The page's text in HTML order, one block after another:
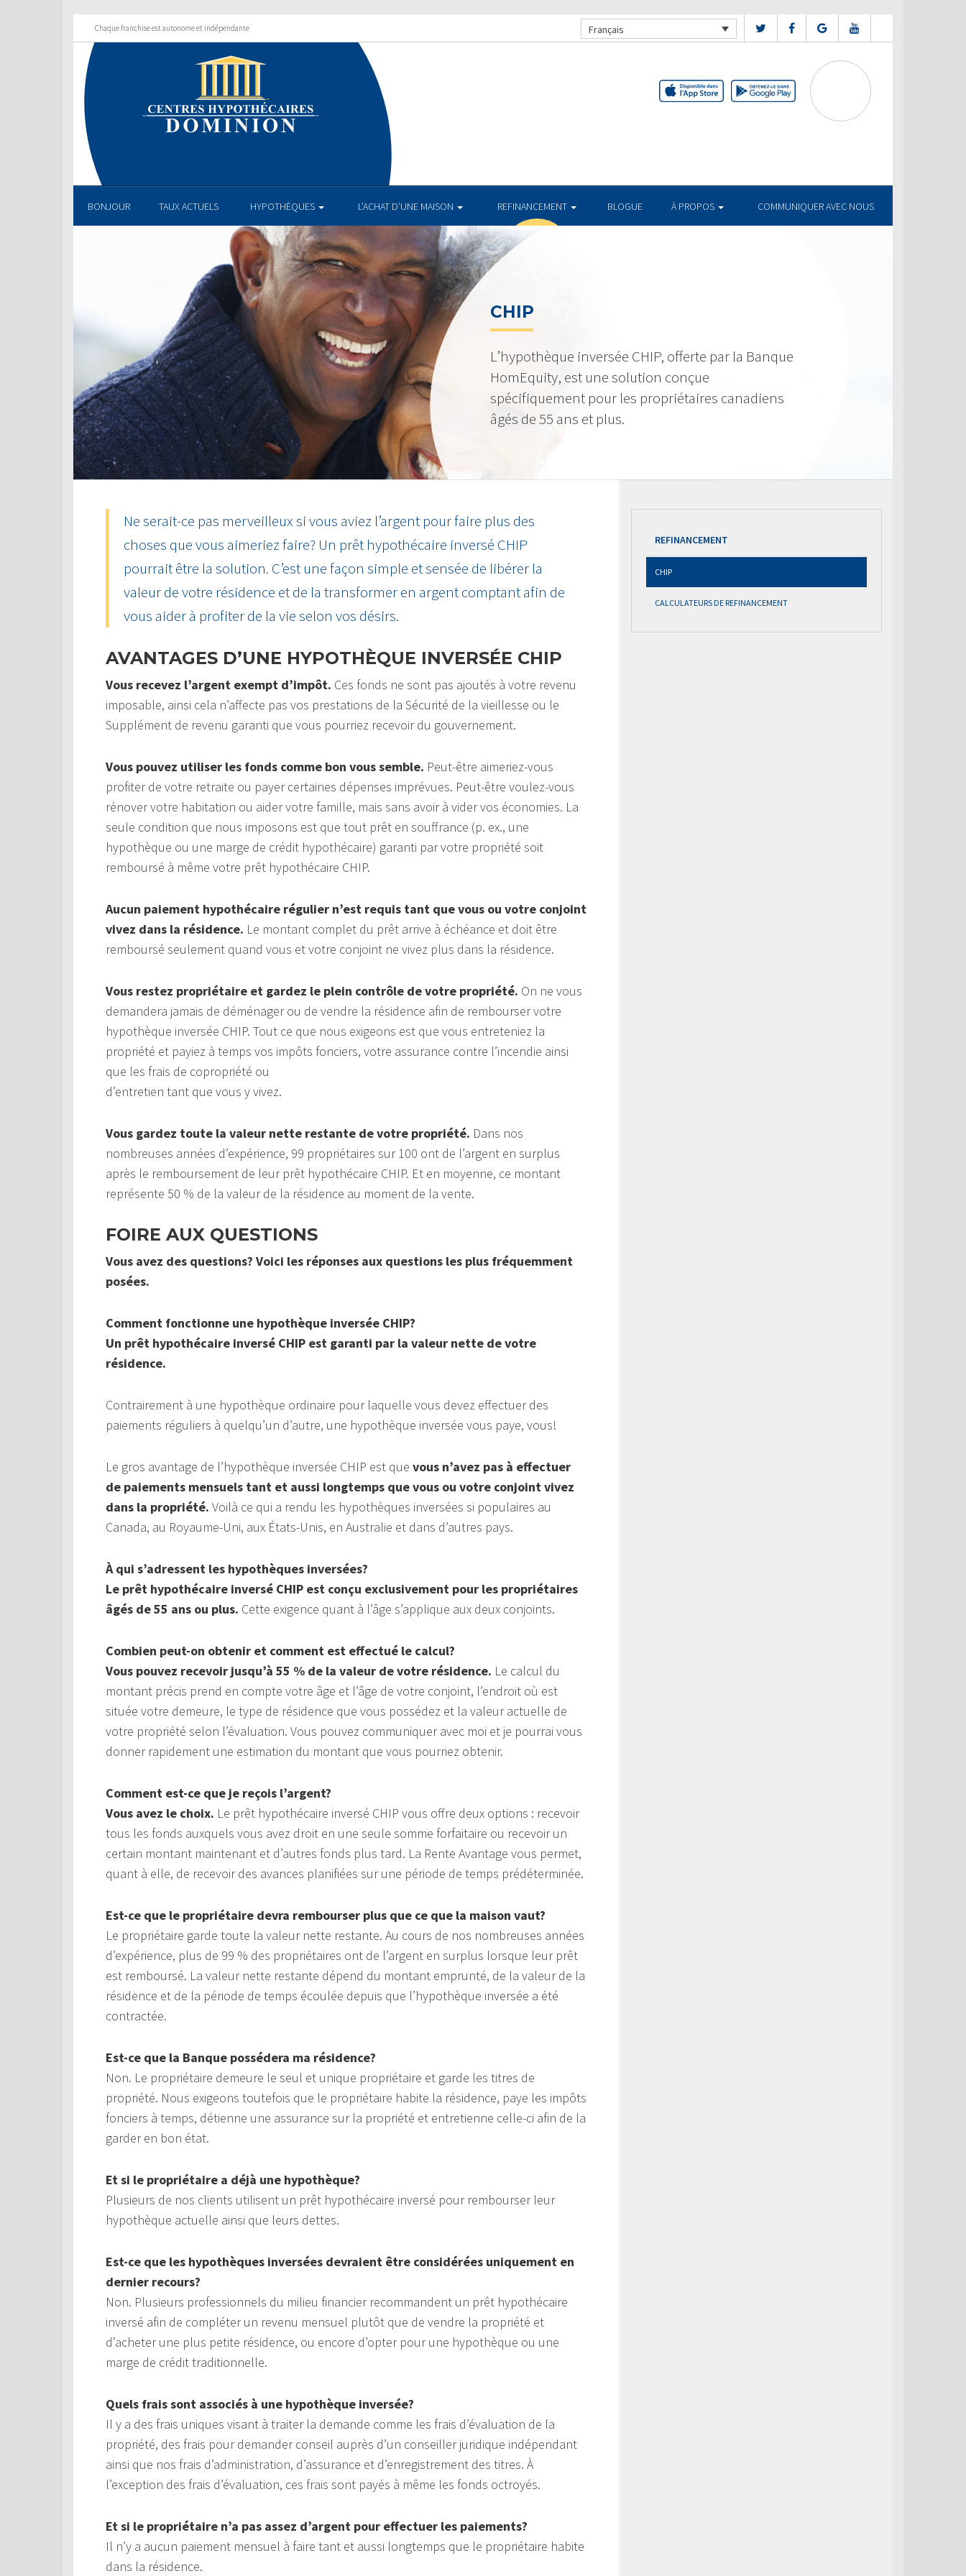
Chaque franchise est autonome et indépendante Français
BONJOUR TAUX ACTUELS HYPOTHÈQUES L’ACHAT D’UNE MAISON REFINANCEMENT BLOGUE À PROPOS COMMUNIQUER AVEC NOUS
CHIP
L’hypothèque inversée CHIP, offerte par la Banque
HomEquity, est une solution conçue
spécifiquement pour les propriétaires canadiens
âgés de 55 ans et plus.
Ne serait-ce pas merveilleux si vous aviez l’argent pour faire plus des
choses que vous aimeriez faire? Un prêt hypothécaire inversé CHIP
pourrait être la solution. C’est une façon simple et sensée de libérer la
valeur de votre résidence et de la transformer en argent comptant afin de
vous aider à profiter de la vie selon vos désirs.
AVANTAGES D’UNE HYPOTHÈQUE INVERSÉE CHIP
Vous recevez l’argent exempt d’impôt. Ces fonds ne sont pas ajoutés à votre revenu
imposable, ainsi cela n’affecte pas vos prestations de la Sécurité de la vieillesse ou le
Supplément de revenu garanti que vous pourriez recevoir du gouvernement.
Vous pouvez utiliser les fonds comme bon vous semble. Peut-être aimeriez-vous
profiter de votre retraite ou payer certaines dépenses imprévues. Peut-être voulez-vous
rénover votre habitation ou aider votre famille, mais sans avoir à vider vos économies. La
seule condition que nous imposons est que tout prêt en souffrance (p. ex., une
hypothèque ou une marge de crédit hypothécaire) garanti par votre propriété soit
remboursé à même votre prêt hypothécaire CHIP.
Aucun paiement hypothécaire régulier n’est requis tant que vous ou votre conjoint
vivez dans la résidence. Le montant complet du prêt arrive à échéance et doit être
remboursé seulement quand vous et votre conjoint ne vivez plus dans la résidence.
Vous restez propriétaire et gardez le plein contrôle de votre propriété. On ne vous
demandera jamais de déménager ou de vendre la résidence afin de rembourser votre
hypothèque inversée CHIP. Tout ce que nous exigeons est que vous entreteniez la
propriété et payiez à temps vos impôts fonciers, votre assurance contre l’incendie ainsi
que les frais de copropriété ou
d’entretien tant que vous y vivez.
Vous gardez toute la valeur nette restante de votre propriété. Dans nos
nombreuses années d’expérience, 99 propriétaires sur 100 ont de l’argent en surplus
après le remboursement de leur prêt hypothécaire CHIP. Et en moyenne, ce montant
représente 50 % de la valeur de la résidence au moment de la vente.
FOIRE AUX QUESTIONS
Vous avez des questions? Voici les réponses aux questions les plus fréquemment
posées.
Comment fonctionne une hypothèque inversée CHIP?
Un prêt hypothécaire inversé CHIP est garanti par la valeur nette de votre
résidence.
Contrairement à une hypothèque ordinaire pour laquelle vous devez effectuer des
paiements réguliers à quelqu’un d’autre, une hypothèque inversée vous paye, vous!
Le gros avantage de l’hypothèque inversée CHIP est que vous n’avez pas à effectuer
de paiements mensuels tant et aussi longtemps que vous ou votre conjoint vivez
dans la propriété. Voilà ce qui a rendu les hypothèques inversées si populaires au
Canada, au Royaume-Uni, aux États-Unis, en Australie et dans d’autres pays.
À qui s’adressent les hypothèques inversées?
Le prêt hypothécaire inversé CHIP est conçu exclusivement pour les propriétaires
âgés de 55 ans ou plus. Cette exigence quant à l’âge s’applique aux deux conjoints.
Combien peut-on obtenir et comment est effectué le calcul?
Vous pouvez recevoir jusqu’à 55 % de la valeur de votre résidence. Le calcul du
montant précis prend en compte votre âge et l’âge de votre conjoint, l’endroit où est
située votre demeure, le type de résidence que vous possédez et la valeur actuelle de
votre propriété selon l’évaluation. Vous pouvez communiquer avec moi et je pourrai vous
donner rapidement une estimation du montant que vous pourriez obtenir.
Comment est-ce que je reçois l’argent?
Vous avez le choix. Le prêt hypothécaire inversé CHIP vous offre deux options : recevoir
tous les fonds auxquels vous avez droit en une seule somme forfaitaire ou recevoir un
certain montant maintenant et d’autres fonds plus tard. La Rente Avantage vous permet,
quant à elle, de recevoir des avances planifiées sur une période de temps prédéterminée.
Est-ce que le propriétaire devra rembourser plus que ce que la maison vaut?
Le propriétaire garde toute la valeur nette restante. Au cours de nos nombreuses années
d’expérience, plus de 99 % des propriétaires ont de l’argent en surplus lorsque leur prêt
est remboursé. La valeur nette restante dépend du montant emprunté, de la valeur de la
résidence et de la période de temps écoulée depuis que l’hypothèque inversée a été
contractée.
Est-ce que la Banque possédera ma résidence?
Non. Le propriétaire demeure le seul et unique propriétaire et garde les titres de
propriété. Nous exigeons toutefois que le propriétaire habite la résidence, paye les impôts
fonciers à temps, détienne une assurance sur la propriété et entretienne celle-ci afin de la
garder en bon état.
Et si le propriétaire a déjà une hypothèque?
Plusieurs de nos clients utilisent un prêt hypothécaire inversé pour rembourser leur
hypothèque actuelle ainsi que leurs dettes.
Est-ce que les hypothèques inversées devraient être considérées uniquement en
dernier recours?
Non. Plusieurs professionnels du milieu financier recommandent un prêt hypothécaire
inversé afin de compléter un revenu mensuel plutôt que de vendre la propriété et
d’acheter une plus petite résidence, ou encore d’opter pour une hypothèque ou une
marge de crédit traditionnelle.
Quels frais sont associés à une hypothèque inversée?
Il y a des frais uniques visant à traiter la demande comme les frais d’évaluation de la
propriété, des frais pour demander conseil auprès d’un conseiller juridique indépendant
ainsi que nos frais d’administration, d’assurance et d’enregistrement des titres. À
l’exception des frais d’évaluation, ces frais sont payés à même les fonds octroyés.
Et si le propriétaire n’a pas assez d’argent pour effectuer les paiements?
Il n’y a aucun paiement mensuel à faire tant et aussi longtemps que le propriétaire habite
dans la résidence.
REFINANCEMENT
CHIP
CALCULATEURS DE REFINANCEMENT